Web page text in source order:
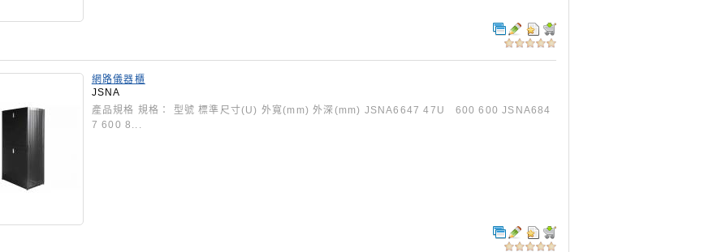
網路儀器櫃
JSNA
產品規格 規格： 型號 標準尺寸(U) 外寬(mm) 外深(mm) JSNA6647 47U 600 600 JSNA684
7 600 8...